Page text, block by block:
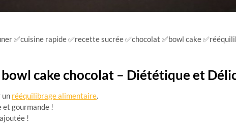
✅cuisine rapide ✅recette sucrée ✅chocolat ✅bowl cake
cake chocolat – Diététique et
un rééquilibrage alimentaire.
gourmande !
!